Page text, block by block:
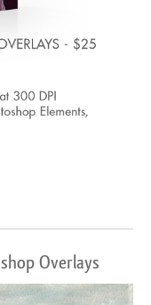
Overlays